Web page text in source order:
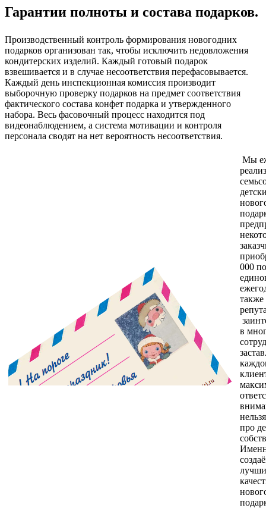
Гарантии полноты и состава подарков.
Производственный контроль формирования новогодних
подарков организован так, чтобы исключить недовложения
кондитерских изделий. Каждый готовый подарок
взвешивается и в случае несоответствия перефасовывается.
Каждый день инспекционная комиссия производит
выборочную проверку подарков на предмет соответствия
фактического состава конфет подарка и утвержденного
набора. Весь фасовочный процесс находится под
видеонаблюдением, а система мотивации и контроля
персонала сводят на нет вероятность несоответствия.
Мы
000
также
в
про